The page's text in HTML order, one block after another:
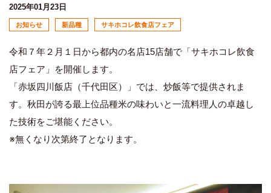
2025年01月23日
お知らせ 新品種 サキホコレ飲食店フェア
令和７年２月１日から都内の名店15店舗で「サキホコレ飲食
店フェア」を開催します。
「赤坂四川飯店（千代田区）」では、炒飯等で提供されま
す。秋田が誇る最上位品種米の味わいと一流料理人の卓越し
た技術をご堪能ください。
※無くなり次第終了となります。